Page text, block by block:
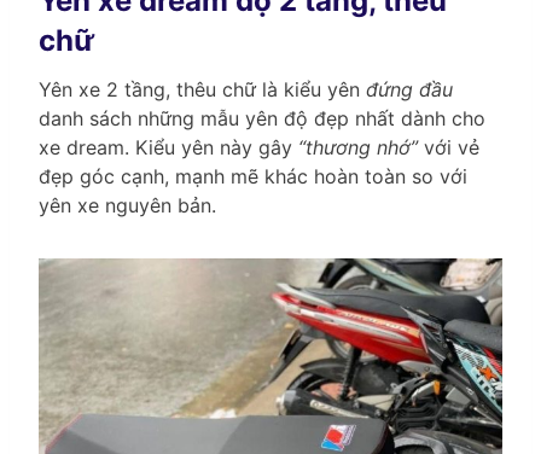
chữ
Yên xe 2 tầng, thêu chữ là kiểu yên đứng đầu
danh sách những mẫu yên độ đẹp nhất dành cho
xe dream. Kiểu yên này gây “thương nhớ” với vẻ
đẹp góc cạnh, mạnh mẽ khác hoàn toàn so với
yên xe nguyên bản.